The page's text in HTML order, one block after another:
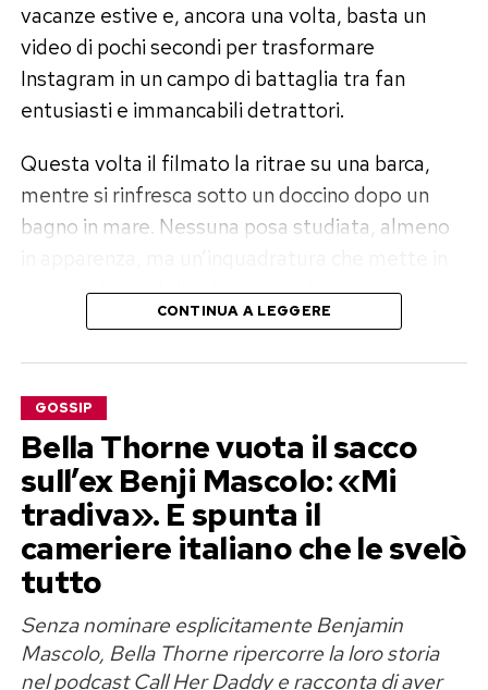
vacanze estive e, ancora una volta, basta un
video di pochi secondi per trasformare
Instagram in un campo di battaglia tra fan
entusiasti e immancabili detrattori.
Questa volta il filmato la ritrae su una barca,
mentre si rinfresca sotto un doccino dopo un
bagno in mare. Nessuna posa studiata, almeno
risalto il fisico della showgirl e che, nel giro di
pochissimo tempo, ha raccolto milioni di
Belén Rodriguez conquista i social
con il nuovo video
Seguita da oltre 10 milioni di follower su
Instagram, Belén Rodriguez riesce ancora una
volta a monopolizzare le conversazioni online. Il
reel è diventato rapidamente virale e ha
generato migliaia di reazioni.
CONTINUA A LEGGERE
GOSSIP
Bella Thorne vuota il sacco
sull’ex Benji Mascolo: «Mi
tradiva». E spunta il
cameriere italiano che le svelò
tutto
Senza nominare esplicitamente Benjamin
Mascolo, Bella Thorne ripercorre la loro storia
nel podcast Call Her Daddy e racconta di aver